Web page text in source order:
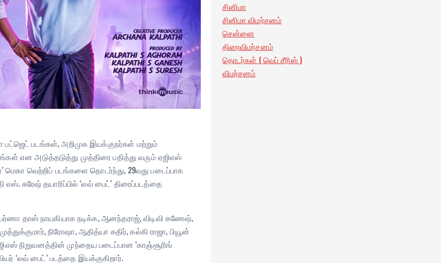
படங்கள், அறிமுக இயக்குநர்கள் மற்றும்
என அடுத்தடுத்து முத்திரை பதித்து வரும் ஏஜிஎஸ்
மெகா வெற்றிப் படங்களை தொடர்ந்து, 29வது படைப்பாக
சுரேஷ் தயாரிப்பில் ‘லவ் பைட்’ திரைப்படத்தை
தாஸ் நாயகியாக நடிக்க, ஆனந்தராஜ், விடிவி கணேஷ்,
நிரோஷா, ஆதித்யா கதிர், கல்கி ராஜா, பியூன்
நிறுவனத்தின் முந்தைய படைப்பான ‘காஞ்சூரிங்
‘லவ் பைட்’ படத்தை இயக்குகிறார்.
சினிமா
சினிமா விமர்சனம்
சென்னை
திரைவிமர்சனம்
தொடர்கள் ( வெப் சீரிஸ் )
விமர்சனம்